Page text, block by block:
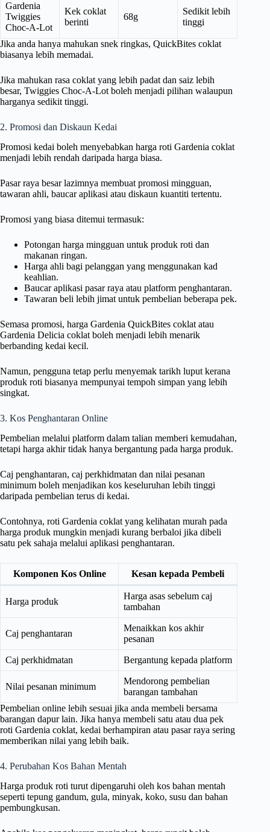
Gardenia
Twiggies
Choc-A-Lot
Kek coklat
berinti
68g
Sedikit lebih
tinggi
Jika anda hanya mahukan snek ringkas, QuickBites coklat
biasanya lebih memadai.
Jika mahukan rasa coklat yang lebih padat dan saiz lebih
besar, Twiggies Choc-A-Lot boleh menjadi pilihan walaupun
harganya sedikit tinggi.
2. Promosi dan Diskaun Kedai
Promosi kedai boleh menyebabkan harga roti Gardenia coklat
menjadi lebih rendah daripada harga biasa.
Pasar raya besar lazimnya membuat promosi mingguan,
tawaran ahli, baucar aplikasi atau diskaun kuantiti tertentu.
Promosi yang biasa ditemui termasuk:
Potongan harga mingguan untuk produk roti dan
makanan ringan.
Harga ahli bagi pelanggan yang menggunakan kad
keahlian.
Baucar aplikasi pasar raya atau platform penghantaran.
Tawaran beli lebih jimat untuk pembelian beberapa pek.
Semasa promosi, harga Gardenia QuickBites coklat atau
Gardenia Delicia coklat boleh menjadi lebih menarik
berbanding kedai kecil.
Namun, pengguna tetap perlu menyemak tarikh luput kerana
produk roti biasanya mempunyai tempoh simpan yang lebih
singkat.
3. Kos Penghantaran Online
Pembelian melalui platform dalam talian memberi kemudahan,
tetapi harga akhir tidak hanya bergantung pada harga produk.
Caj penghantaran, caj perkhidmatan dan nilai pesanan
minimum boleh menjadikan kos keseluruhan lebih tinggi
daripada pembelian terus di kedai.
Contohnya, roti Gardenia coklat yang kelihatan murah pada
harga produk mungkin menjadi kurang berbaloi jika dibeli
satu pek sahaja melalui aplikasi penghantaran.
Komponen Kos Online Kesan kepada Pembeli
Harga produk
Harga asas sebelum caj
tambahan
Caj penghantaran
Menaikkan kos akhir
pesanan
Caj perkhidmatan Bergantung kepada platform
Nilai pesanan minimum
Mendorong pembelian
barangan tambahan
Pembelian online lebih sesuai jika anda membeli bersama
barangan dapur lain. Jika hanya membeli satu atau dua pek
roti Gardenia coklat, kedai berhampiran atau pasar raya sering
memberikan nilai yang lebih baik.
4. Perubahan Kos Bahan Mentah
Harga produk roti turut dipengaruhi oleh kos bahan mentah
seperti tepung gandum, gula, minyak, koko, susu dan bahan
pembungkusan.